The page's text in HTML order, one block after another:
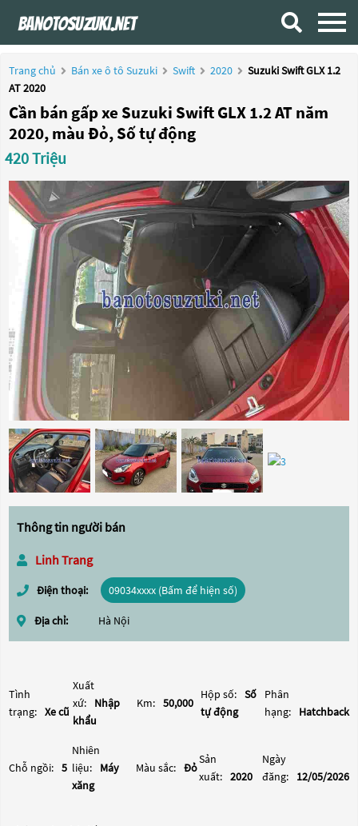
Trang chủ Bán xe ô tô Suzuki Swift 2020
Suzuki Swift GLX 1.2
AT 2020
Cần bán gấp xe Suzuki Swift GLX 1.2 AT năm
2020, màu Đỏ, Số tự động
420 Triệu
Thông tin người bán
Linh Trang
Điện thoại: 09034xxxx (Bấm để hiện số)
Địa chỉ: Hà Nội
Tình
trạng: Xe cũ
Xuất
xứ:
Nhập
khẩu
Km: 50,000
Hộp số: Số
tự động
Phân
hạng:
Hatchback
Chỗ ngồi: 5
Nhiên
liệu:
Máy
xăng
Màu sắc: Đỏ
Sản
xuất: 2020
Ngày
đăng:
12/05/2026